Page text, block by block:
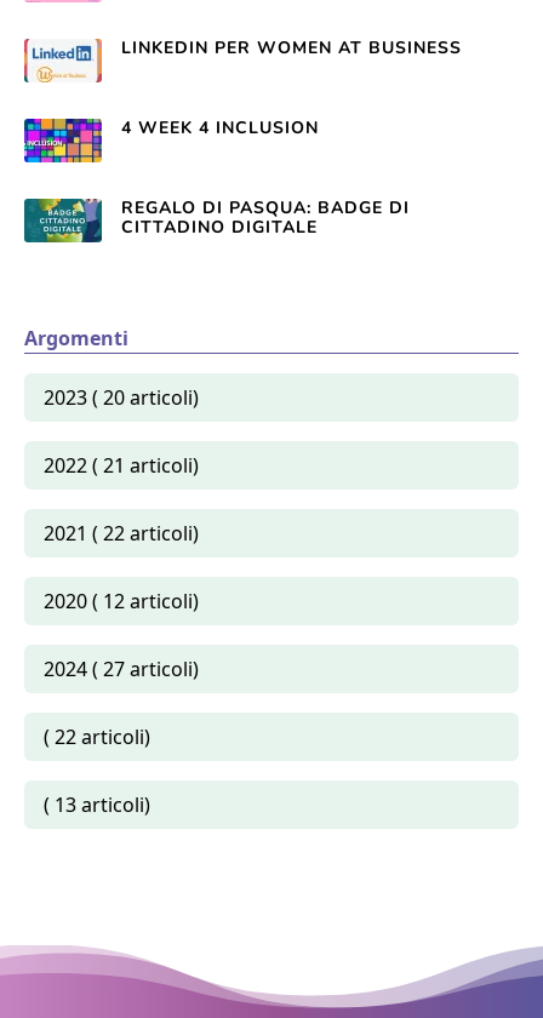
LINKEDIN PER WOMEN AT BUSINESS
4 WEEK 4 INCLUSION
REGALO DI PASQUA: BADGE DI
CITTADINO DIGITALE
Argomenti
2023 ( 20 articoli)
2022 ( 21 articoli)
2021 ( 22 articoli)
2020 ( 12 articoli)
2024 ( 27 articoli)
( 22 articoli)
( 13 articoli)